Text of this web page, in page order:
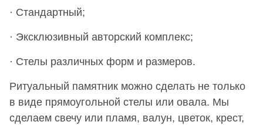
· Стандартный;
· Эксклюзивный авторский комплекс;
· Стелы различных форм и размеров.
Ритуальный памятник можно сделать не только
в виде прямоугольной стелы или овала. Мы
сделаем свечу или пламя, валун, цветок, крест,